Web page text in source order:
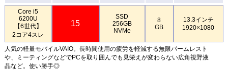
Core i5
6200U
【6世代】
2コア4スレ
15
SSD
256GB
NVMe
8
GB
13.3インチ
1920×1080
人気の軽量モバイルVAIO。長時間使用の疲労を軽減する無限パームレスト
や、ミーティングなどでPCを取り囲んでも見栄えが変わらない広角視野液
晶など。使い勝手◎